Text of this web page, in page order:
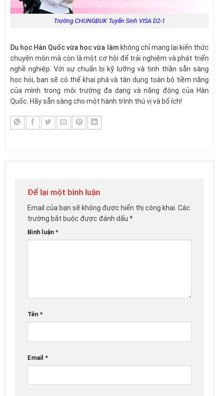
Trường CHUNGBUK Tuyển Sinh VISA D2-1
Du học Hàn Quốc vừa học vừa làmkhông chỉ mang lại kiến thức
chuyên môn mà còn là một cơ hội để trải nghiệm và phát triển
nghề nghiệp. Với sự chuẩn bị kỹ lưỡng và tinh thần sẵn sàng
học hỏi, bạn sẽ có thể khai phá và tận dụng toàn bộ tiềm năng
của mình trong môi trường đa dạng và năng động của Hàn
Quốc. Hãy sẵn sàng cho một hành trình thú vị và bổ ích!
Để lại một bình luận
Email của bạn sẽ không được hiển thị công khai. Các
trường bắt buộc được đánh dấu *
Bình luận *
Tên *
Email *